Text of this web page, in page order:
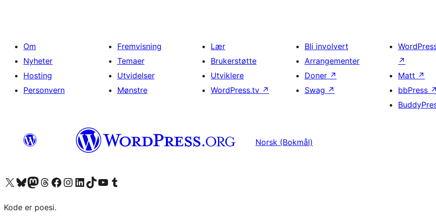
Om
Nyheter
Hosting
Personvern
Fremvisning
Temaer
Utvidelser
Mønstre
Lær
Brukerstøtte
Utviklere
WordPress.tv ↗
Bli involvert
Arrangementer
Doner ↗
Swag ↗
↗
Matt ↗
bbPress ↗
Norsk (Bokmål)
Besøk vår konto på X Visit our Bluesky account
Besøk vår Mastodon-konto
Visit our Threads account
Besøk vår Facebook-sideBesøk vår Instagram-konto
Besøk vår LinkedIn-konto
Visit our TikTok account
Visit our YouTube channel
Visit our Tumblr account
Kode er poesi.